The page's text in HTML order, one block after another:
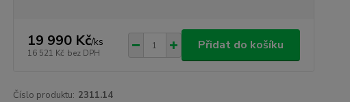
19 990 Kč/ks
16 521 Kč bez DPH
Přidat do košíku
Číslo produktu: 2311.14